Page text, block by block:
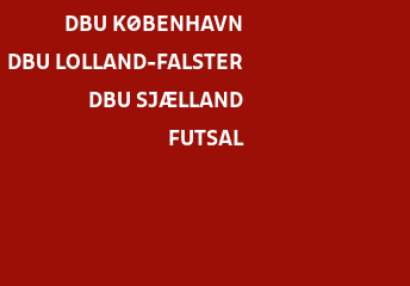
DBU KØBENHAVN
DBU LOLLAND-FALSTER
DBU SJÆLLAND
FUTSAL